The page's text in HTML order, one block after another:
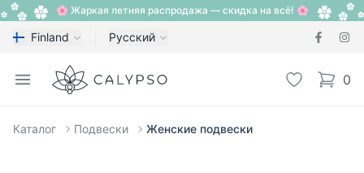
🌸 Жаркая летняя распродажа — скидка на всё! 🌸
Finland Русский
Open menu
Calypso Избранное
0
items
Каталог Подвески Женские подвески